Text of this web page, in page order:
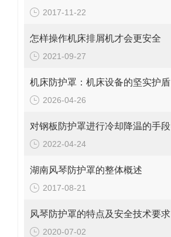
2017-11-22
怎样操作机床排屑机才会更安全
2021-09-27
机床防护罩：机床设备的坚实护盾
2026-04-26
2022-04-24
湖南风琴防护罩的整体概述
2017-08-21
风琴防护罩的特点及安全技术要求
2020-07-02